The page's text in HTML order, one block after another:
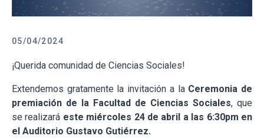
05/04/2024
¡Querida comunidad de Ciencias Sociales!
Extendemos gratamente la invitación a la Ceremonia de
premiación de la Facultad de Ciencias Sociales, que
se realizará este miércoles 24 de abril a las 6:30pm en
el Auditorio Gustavo Gutiérrez.